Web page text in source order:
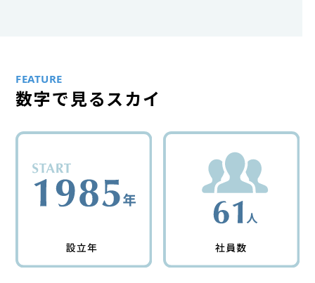
FEATURE
数字で見るスカイ